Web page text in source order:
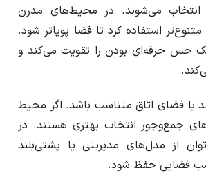
می‌شوند. در محیط‌های مدرن
استفاده کرد تا فضا پویا‌تر شود.
حس حرفه‌ای بودن را تقویت می‌کند و
با فضای اتاق متناسب باشد. اگر محیط
جمع‌وجور انتخاب بهتری هستند. در
از مدل‌های مدیریتی یا پشتی‌بلند
فضایی حفظ شود.